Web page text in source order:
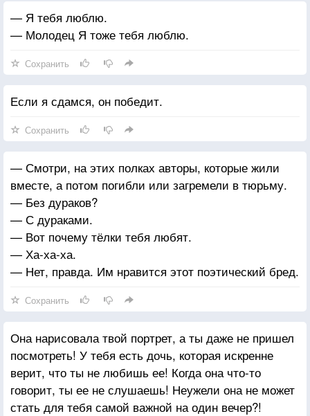
Убедись, что люди, которые тебе дороги, знают
Убедись, что они знают о твоих чувствах
Убедись, что они знают о твоих чувствах
Потому что просто вот так
Убедись, что они знают о твоих чувствах Потому
что просто вот так Всё может кончиться.
— Я тебя люблю.
— Молодец Я тоже тебя люблю.
Сохранить
Если я сдамся, он победит.
Сохранить
— Смотри, на этих полках авторы, которые жили
вместе, а потом погибли или загремели в тюрьму.
— Без дураков?
— С дураками.
— Вот почему тёлки тебя любят.
— Ха-ха-ха.
— Нет, правда. Им нравится этот поэтический бред.
Сохранить
Она нарисовала твой портрет, а ты даже не пришел
посмотреть! У тебя есть дочь, которая искренне
верит, что ты не любишь ее! Когда она что-то
говорит, ты ее не слушаешь! Неужели она не может
стать для тебя самой важной на один вечер?!